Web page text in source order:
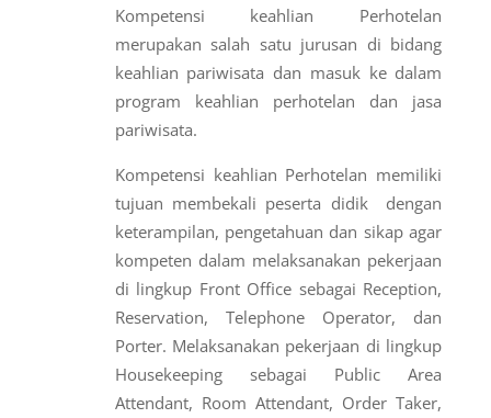
Kompetensi keahlian Perhotelan
merupakan salah satu jurusan di bidang
keahlian pariwisata dan masuk ke dalam
program keahlian perhotelan dan jasa
pariwisata.
Kompetensi keahlian Perhotelan memiliki
tujuan membekali peserta didik dengan
keterampilan, pengetahuan dan sikap agar
kompeten dalam melaksanakan pekerjaan
di lingkup Front Office sebagai Reception,
Reservation, Telephone Operator, dan
Porter. Melaksanakan pekerjaan di lingkup
Housekeeping sebagai Public Area
Attendant, Room Attendant, Order Taker,